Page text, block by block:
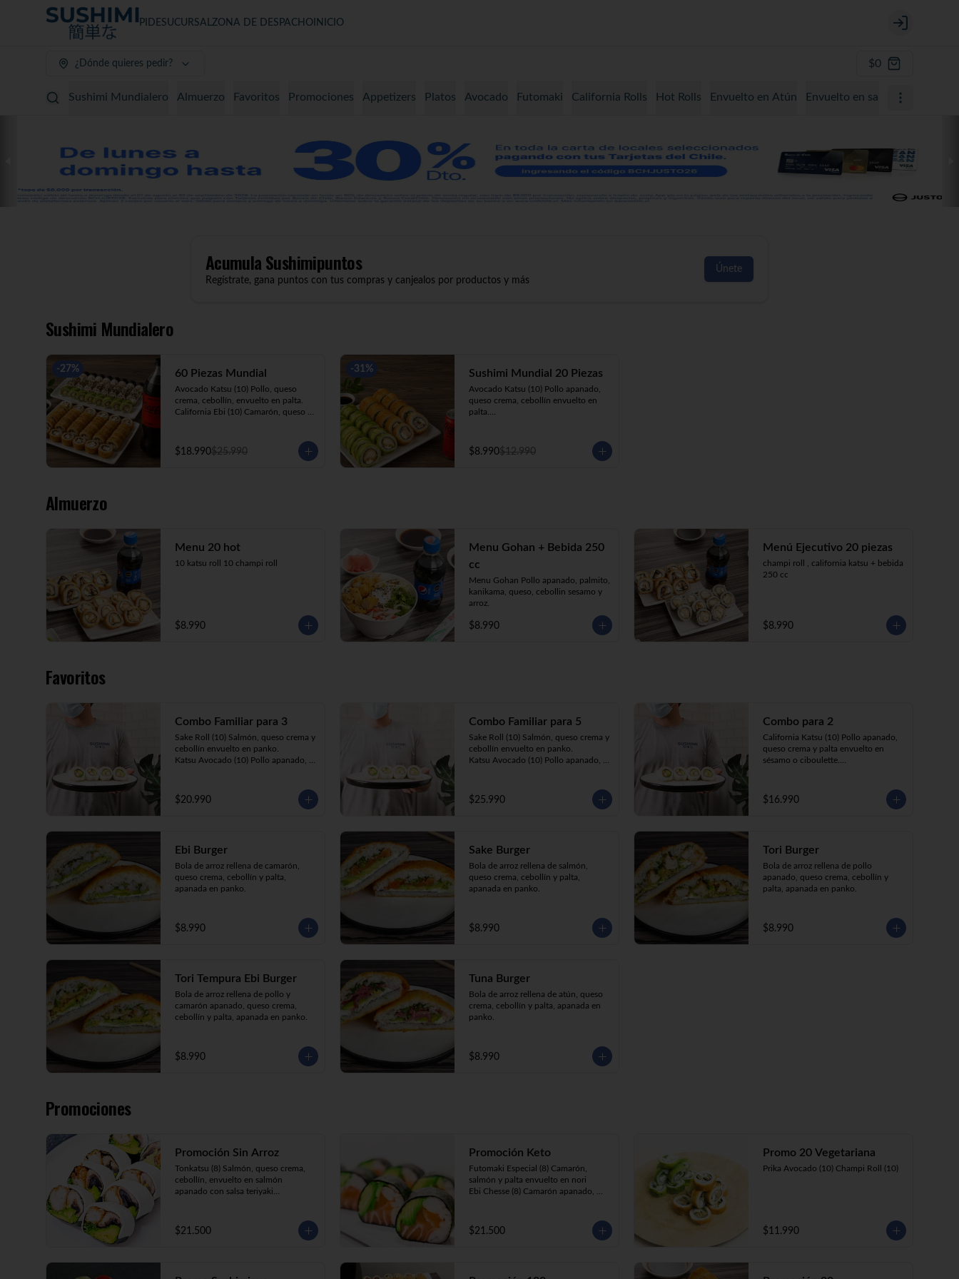
PIDESUCURSALZONA DE DESPACHO INICIO
Login
¿Dónde quieres pedir? $0
Sushimi Mundialero Almuerzo Favoritos Promociones Appetizers Platos Avocado Futomaki California Rolls Hot Rolls Envuelto en Atún Envuelto en salmón
AcumulaSushimipuntos
Regístrate, gana puntos con tus compras y canjealos por productos y más
Únete
Sushimi Mundialero
-27% 60 Piezas Mundial
Avocado Katsu (10) Pollo, queso
crema, cebollín, envuelto en palta.
California Ebi (10) Camarón, queso
California Kani (10) Kanikama, queso
crema, cebollín, envuelto en sésamo.
$18.990$25.990
-31% Sushimi Mundial 20 Piezas
Avocado Katsu (10) Pollo apanado,
queso crema, cebollín envuelto en
palta.
+ Bebida 220cc
$8.990$12.990
Almuerzo
Menu 20 hot
10 katsu roll 10 champi roll
$8.990
Menu Gohan + Bebida 250
cc
Menu Gohan Pollo apanado, palmito,
kanikama, queso, cebollin sesamo y
arroz.
$8.990
Menú Ejecutivo 20 piezas
champi roll , california katsu + bebida
250 cc
$8.990
Favoritos
Combo Familiar para 3
Sake Roll (10) Salmón, queso crema y
cebollín envuelto en panko.
Katsu Avocado (10) Pollo apanado,
California Ebi (10) Camarón, queso
crema y palta envuelta en sésamo o
**Imagen Referencial**
$20.990
Combo Familiar para 5
Sake Roll (10) Salmón, queso crema y
cebollín envuelto en panko.
Katsu Avocado (10) Pollo apanado,
California Ebi (10) Camarón, queso
crema, cebollín, envuelto en
envuelto en palta.
California Katsu (10) Pollo apanado,
queso crema y palta envuelto en
sésamo o ciboulette.
$25.990
Combo para 2
California Katsu (10) Pollo apanado,
queso crema y palta envuelto en
sésamo o ciboulette.
envuelto en palta.
Gyosas a elección  (5u)  + 2 bebidas
**Imagen Referencial**
$16.990
Ebi Burger
Bola de arroz rellena de camarón,
queso crema, cebollín y palta,
apanada en panko.
$8.990
Sake Burger
Bola de arroz rellena de salmón,
queso crema, cebollín y palta,
apanada en panko.
$8.990
Tori Burger
Bola de arroz rellena de pollo
apanado, queso crema, cebollín y
palta, apanada en panko.
$8.990
Tori Tempura Ebi Burger
Bola de arroz rellena de pollo y
camarón apanado, queso crema,
cebollín y palta, apanada en panko.
$8.990
Tuna Burger
Bola de arroz rellena de atún, queso
crema, cebollín y palta, apanada en
panko.
$8.990
Promociones
Promoción Sin Arroz
Tonkatsu (8) Salmón, queso crema,
cebollín, envuelto en salmón
apanado con salsa teriyaki
crema
Sake Ebi (8) Camarón, salmón, queso
$21.500
Promoción Keto
Futomaki Especial (8) Camarón,
salmón y palta envuelto en nori
Ebi Chesse (8) Camarón apanado,
nueces .
Sake Ebi (8) Camarón, salmón, queso
$21.500
Promo 20 Vegetariana
Prika Avocado (10) Champi Roll (10)
$11.990